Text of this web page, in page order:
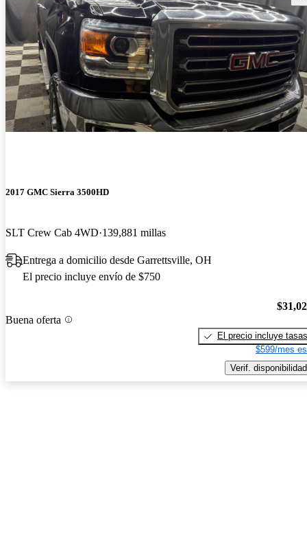
2017 GMC Sierra 3500HD
SLT Crew Cab 4WD 139,881 millas
Entrega a domicilio desde Garrettsville, OH
El precio incluye envío de $750
Buena oferta
El precio incluye tasas
$599/mes
Verif. disponibilidad